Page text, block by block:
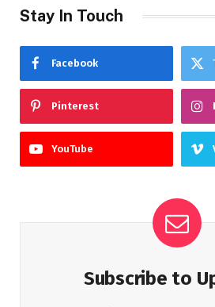
Stay In Touch
Facebook
Pinterest
YouTube
Subscribe to